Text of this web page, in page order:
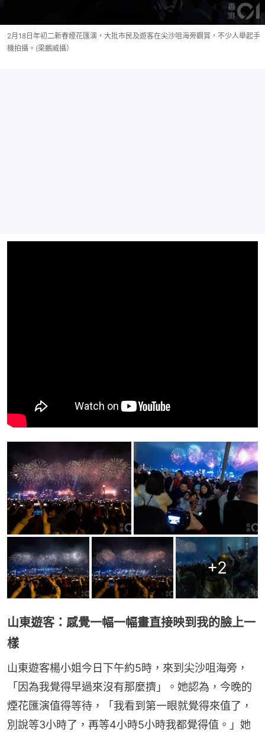
2月18日年初二新春煙花匯演，大批市民及遊客在尖沙咀海旁觀賞，不少人舉起手
機拍攝。(梁鵬威攝）
+2
山東遊客：感覺一幅一幅畫直接映到我的臉上一
樣
山東遊客楊小姐今日下午約5時，來到尖沙咀海旁，
「因為我覺得早過來沒有那麼擠」。她認為，今晚的
煙花匯演值得等待，「我看到第一眼就覺得來值了，
別說等3小時了，再等4小時5小時我都覺得值。」她